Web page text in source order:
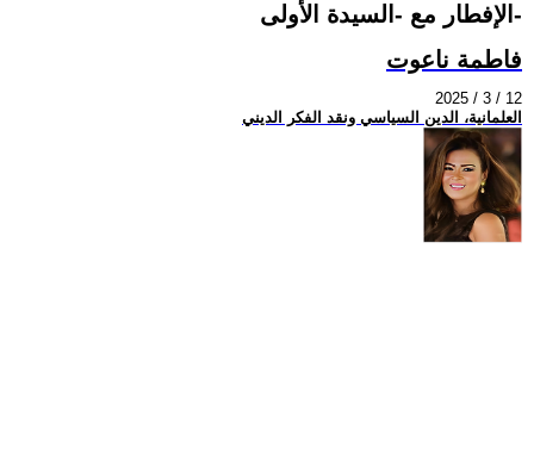
الإفطار مع -السيدة الأولى-
فاطمة ناعوت
2025 / 3 / 12
العلمانية، الدين السياسي ونقد الفكر الديني